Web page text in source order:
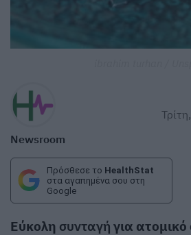
Newsroom
Πρόσθεσε το HealthStat
στα αγαπημένα σου στη
Google
Εύκολη συνταγή για